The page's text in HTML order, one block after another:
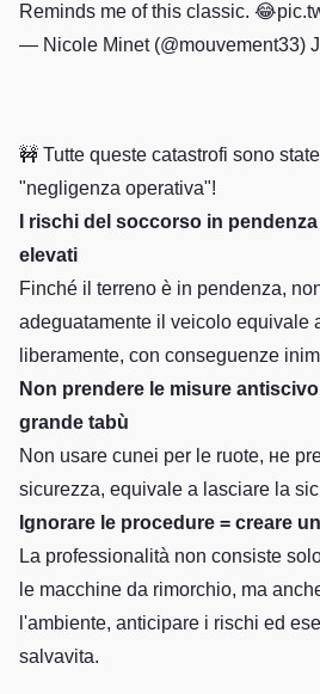
Reminds me of this classic. 😂
— Nicole Minet (@mouvement33)
🚧 Tutte queste catastrofi sono
"negligenza operativa"!
I rischi del soccorso in
elevati
Finché il terreno è in pendenza,
adeguatamente il veicolo equivale
liberamente, con conseguenze
Non prendere le misure
grande tabù
Non usare cunei per le ruote, не
sicurezza, equivale a lasciare la
Ignorare le procedure = creare
La professionalità non consiste
le macchine da rimorchio, ma
l'ambiente, anticipare i rischi ed
salvavita.